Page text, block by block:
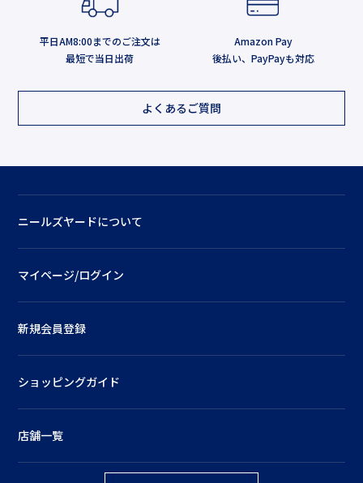
平日AM8:00までのご注文は
最短で当日出荷
Amazon Pay
後払い、PayPayも対応
よくあるご質問
ニールズヤードについて
マイページ/ログイン
新規会員登録
ショッピングガイド
店舗一覧